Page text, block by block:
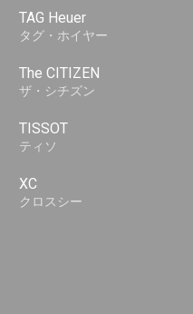
TAG Heuer
タグ・ホイヤー
The CITIZEN
ザ・シチズン
TISSOT
ティソ
XC
クロスシー